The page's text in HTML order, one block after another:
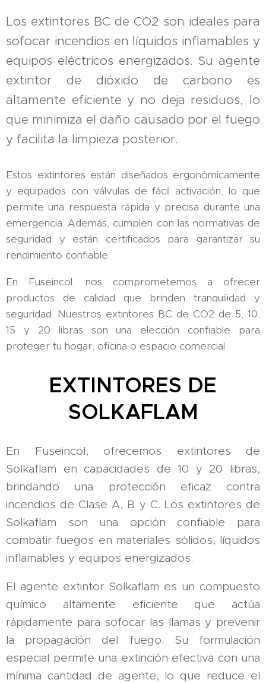
Los extintores BC de CO2 son ideales para
sofocar incendios en líquidos inflamables y
equipos eléctricos energizados. Su agente
extintor de dióxido de carbono es
altamente eficiente y no deja residuos, lo
que minimiza el daño causado por el fuego
y facilita la limpieza posterior.
Estos extintores están diseñados ergonómicamente
y equipados con válvulas de fácil activación, lo que
permite una respuesta rápida y precisa durante una
emergencia. Además, cumplen con las normativas de
seguridad y están certificados para garantizar su
rendimiento confiable.
En Fuseincol, nos comprometemos a ofrecer
productos de calidad que brinden tranquilidad y
seguridad. Nuestros extintores BC de CO2 de 5, 10,
15 y 20 libras son una elección confiable para
proteger tu hogar, oficina o espacio comercial.
EXTINTORES DE
SOLKAFLAM
En Fuseincol, ofrecemos extintores de
Solkaflam en capacidades de 10 y 20 libras,
brindando una protección eficaz contra
incendios de Clase A, B y C. Los extintores de
Solkaflam son una opción confiable para
combatir fuegos en materiales sólidos, líquidos
inflamables y equipos energizados.
El agente extintor Solkaflam es un compuesto
químico altamente eficiente que actúa
rápidamente para sofocar las llamas y prevenir
la propagación del fuego. Su formulación
especial permite una extinción efectiva con una
mínima cantidad de agente, lo que reduce el